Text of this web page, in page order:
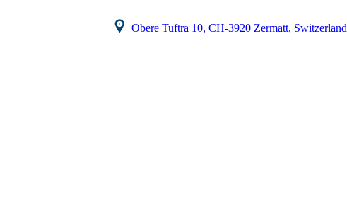
Obere Tuftra 10, CH-3920 Zermatt, Switzerland